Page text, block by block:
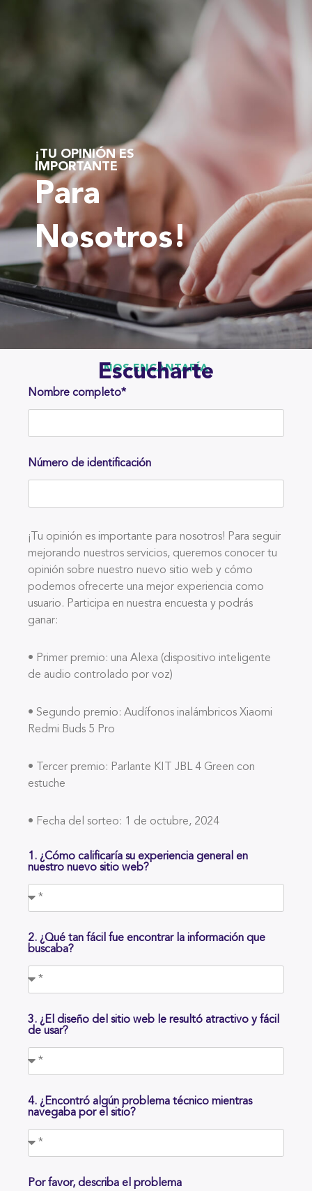
¡TU OPINIÓN ES
IMPORTANTE
Para
Nosotros!
NOS ENCANTARÍA
Escucharte
Nombre completo*
Número de identificación
¡Tu opinión es importante para nosotros! Para seguir
mejorando nuestros servicios, queremos conocer tu
opinión sobre nuestro nuevo sitio web y cómo
podemos ofrecerte una mejor experiencia como
usuario. Participa en nuestra encuesta y podrás
ganar:
• Primer premio: una Alexa (dispositivo inteligente
de audio controlado por voz)
• Segundo premio: Audífonos inalámbricos Xiaomi
Redmi Buds 5 Pro
• Tercer premio: Parlante KIT JBL 4 Green con
estuche
• Fecha del sorteo: 1 de octubre, 2024
1. ¿Cómo calificaría su experiencia general en
nuestro nuevo sitio web?
2. ¿Qué tan fácil fue encontrar la información que
buscaba?
3. ¿El diseño del sitio web le resultó atractivo y fácil
de usar?
4. ¿Encontró algún problema técnico mientras
navegaba por el sitio?
Por favor, describa el problema